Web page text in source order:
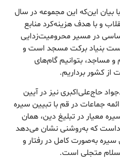
بیان این‌که این مجموعه در سال
و با هدف هزینه‌کرد منابع
اصل ۴۹ قانون اساسی در مسیر محرومیت‌زدایی
بنیاد برکت مسجد است و
مساجد، بتوانیم گام‌های
از کشور برداریم.
حاج‌علی‌اکبری نیز در آیین
جماعات در قم با تبیین سیره
سیره معیار در تبلیغ دین، همان
خداست که به‌روشنی نشان می‌دهد
به‌صورت کامل در رفتار و
متجلی است.